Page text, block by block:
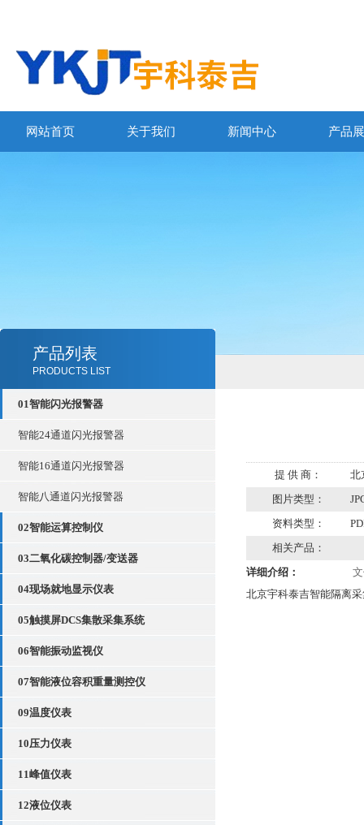
网站首页 关于我们 新闻中心 产品
产品列表
PRODUCTS LIST
01智能闪光报警器
智能24通道闪光报警器
智能16通道闪光报警器
智能八通道闪光报警器
02智能运算控制仪
03二氧化碳控制器/变送器
04现场就地显示仪表
05触摸屏DCS集散采集系统
06智能振动监视仪
07智能液位容积重量测控仪
09温度仪表
10压力仪表
11峰值仪表
12液位仪表
提 供 商：
北
图片类型：
资料类型：
相关产品：
详细介绍：
北京宇科泰吉智能隔离